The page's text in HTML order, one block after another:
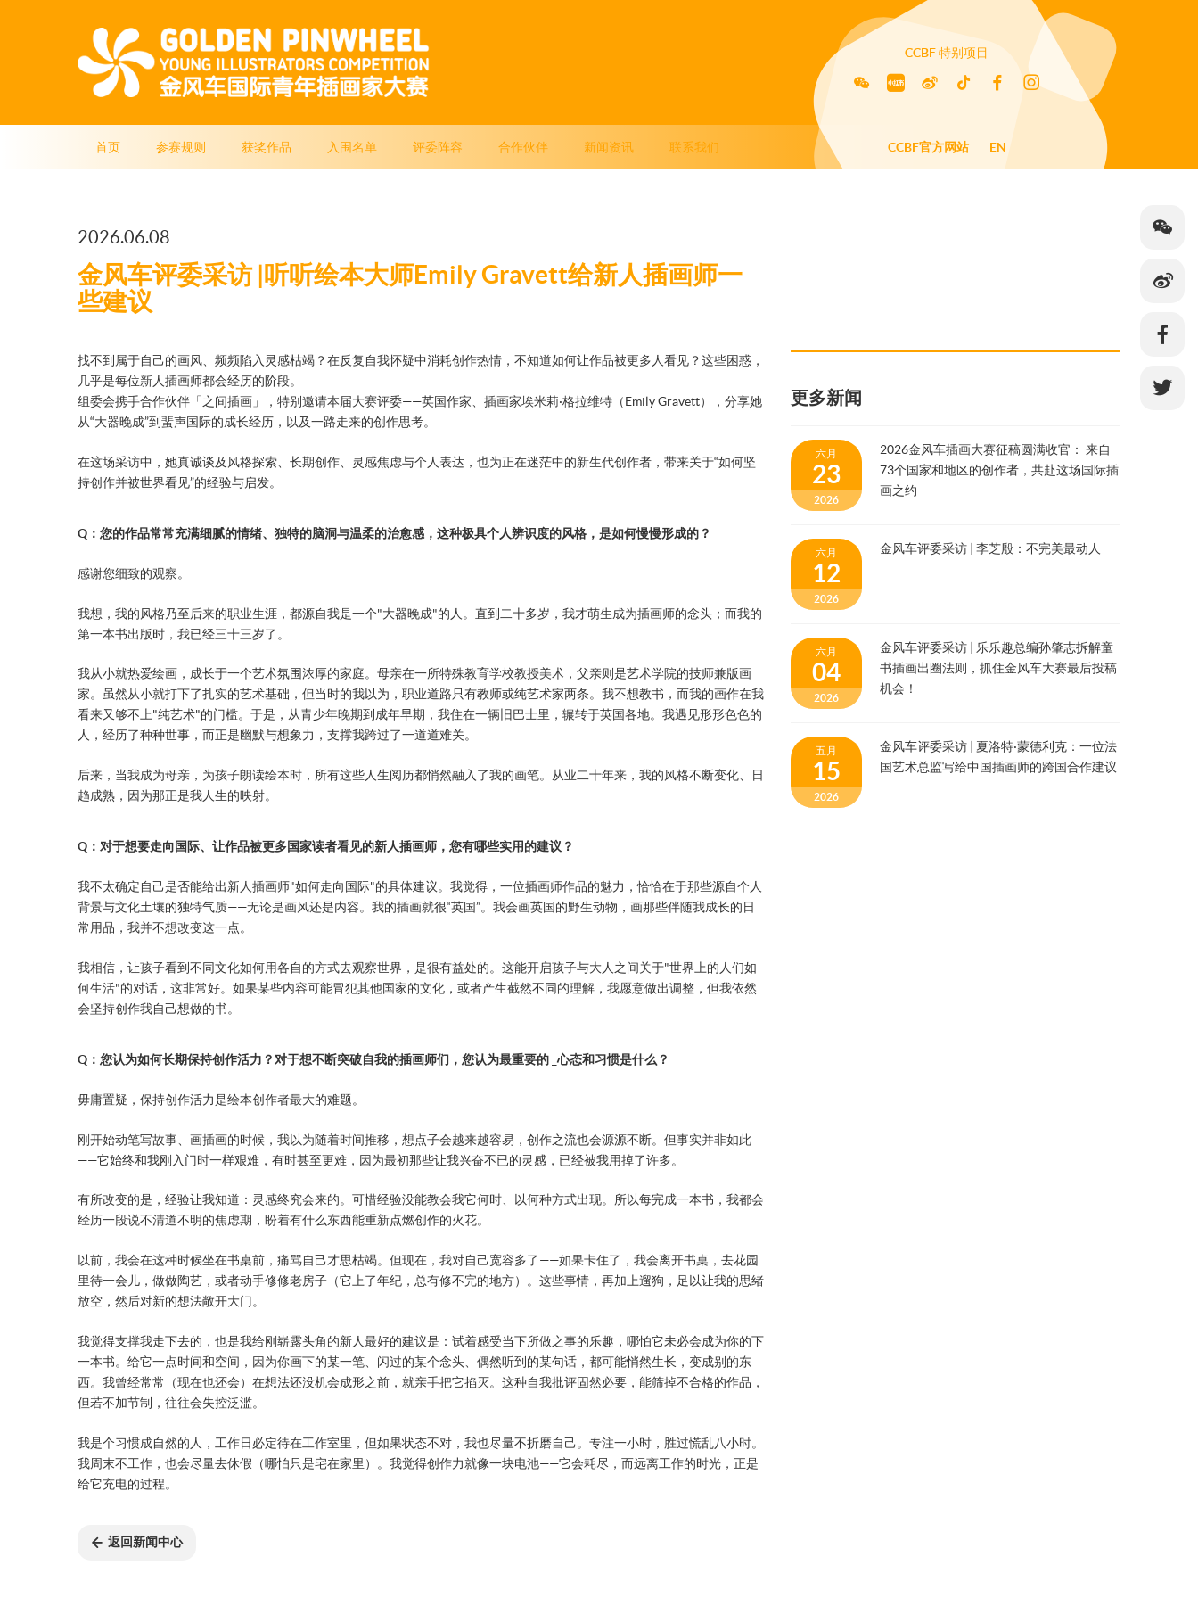
CCBF特别项目
首页 参赛规则 获奖作品 入围名单 评委阵容 合作伙伴 新闻资讯 联系我们 CCBF官方网站 EN
2026.06.08
金风车评委采访 |听听绘本大师Emily Gravett给新人插画师一
些建议
找不到属于自己的画风、频频陷入灵感枯竭？在反复自我怀疑中消耗创作热情，不知道如何让作品被更多人看见？这些困惑，
几乎是每位新人插画师都会经历的阶段。
组委会携手合作伙伴「之间插画」，特别邀请本届大赛评委——英国作家、插画家埃米莉·格拉维特（Emily Gravett），分享她
从“大器晚成”到蜚声国际的成长经历，以及一路走来的创作思考。
在这场采访中，她真诚谈及风格探索、长期创作、灵感焦虑与个人表达，也为正在迷茫中的新生代创作者，带来关于“如何坚
持创作并被世界看见”的经验与启发。
Q：您的作品常常充满细腻的情绪、独特的脑洞与温柔的治愈感，这种极具个⼈辨识度的⻛格，是如何慢慢形成的？
感谢您细致的观察。
我想，我的风格乃至后来的职业生涯，都源自我是一个"大器晚成"的人。直到二十多岁，我才萌生成为插画师的念头；而我的
第一本书出版时，我已经三十三岁了。
我从小就热爱绘画，成长于一个艺术氛围浓厚的家庭。母亲在一所特殊教育学校教授美术，父亲则是艺术学院的技师兼版画
家。虽然从小就打下了扎实的艺术基础，但当时的我以为，职业道路只有教师或纯艺术家两条。我不想教书，而我的画作在我
看来又够不上"纯艺术"的门槛。于是，从青少年晚期到成年早期，我住在一辆旧巴士里，辗转于英国各地。我遇见形形色色的
人，经历了种种世事，而正是幽默与想象力，支撑我跨过了一道道难关。
后来，当我成为母亲，为孩子朗读绘本时，所有这些人生阅历都悄然融入了我的画笔。从业二十年来，我的风格不断变化、日
趋成熟，因为那正是我人生的映射。
Q：对于想要⾛向国际、让作品被更多国家读者看⻅的新⼈插画师，您有哪些实⽤的建议？
我不太确定自己是否能给出新人插画师"如何走向国际"的具体建议。我觉得，一位插画师作品的魅力，恰恰在于那些源自个人
背景与文化土壤的独特气质——无论是画风还是内容。我的插画就很“英国”。我会画英国的野生动物，画那些伴随我成长的日
常用品，我并不想改变这一点。
我相信，让孩子看到不同文化如何用各自的方式去观察世界，是很有益处的。这能开启孩子与大人之间关于"世界上的人们如
何生活"的对话，这非常好。如果某些内容可能冒犯其他国家的文化，或者产生截然不同的理解，我愿意做出调整，但我依然
会坚持创作我自己想做的书。
Q：您认为如何⻓期保持创作活⼒？对于想不断突破⾃我的插画师们，您认为最重要的 _⼼态和习惯是什么？
毋庸置疑，保持创作活力是绘本创作者最大的难题。
刚开始动笔写故事、画插画的时候，我以为随着时间推移，想点子会越来越容易，创作之流也会源源不断。但事实并非如此
——它始终和我刚入门时一样艰难，有时甚至更难，因为最初那些让我兴奋不已的灵感，已经被我用掉了许多。
有所改变的是，经验让我知道：灵感终究会来的。可惜经验没能教会我它何时、以何种方式出现。所以每完成一本书，我都会
经历一段说不清道不明的焦虑期，盼着有什么东西能重新点燃创作的火花。
以前，我会在这种时候坐在书桌前，痛骂自己才思枯竭。但现在，我对自己宽容多了——如果卡住了，我会离开书桌，去花园
里待一会儿，做做陶艺，或者动手修修老房子（它上了年纪，总有修不完的地方）。这些事情，再加上遛狗，足以让我的思绪
放空，然后对新的想法敞开大门。
我觉得支撑我走下去的，也是我给刚崭露头角的新人最好的建议是：试着感受当下所做之事的乐趣，哪怕它未必会成为你的下
一本书。给它一点时间和空间，因为你画下的某一笔、闪过的某个念头、偶然听到的某句话，都可能悄然生长，变成别的东
西。我曾经常常（现在也还会）在想法还没机会成形之前，就亲手把它掐灭。这种自我批评固然必要，能筛掉不合格的作品，
但若不加节制，往往会失控泛滥。
我是个习惯成自然的人，工作日必定待在工作室里，但如果状态不对，我也尽量不折磨自己。专注一小时，胜过慌乱八小时。
我周末不工作，也会尽量去休假（哪怕只是宅在家里）。我觉得创作力就像一块电池——它会耗尽，而远离工作的时光，正是
给它充电的过程。
更多新闻
六月
23
2026
2026金风车插画大赛征稿圆满收官： 来自
73个国家和地区的创作者，共赴这场国际插
画之约
六月
12
2026
金风车评委采访 | 李芝殷：不完美最动人
六月
04
2026
金风车评委采访 | 乐乐趣总编孙肇志拆解童
书插画出圈法则，抓住金风车大赛最后投稿
机会！
五月
15
2026
金风车评委采访 | 夏洛特·蒙德利克：一位法
国艺术总监写给中国插画师的跨国合作建议
返回新闻中心